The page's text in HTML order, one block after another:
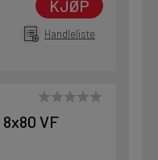
KJØP
Handleliste
VF